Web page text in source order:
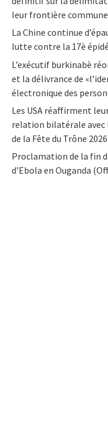
leur frontière commune
La Chine continue
lutte contre la 17è
L’exécutif burkinabè
et la délivrance de
électronique des
Les USA réaffirment
relation bilatérale avec
de la Fête du Trône 2026
Proclamation de la fin
d’Ebola en Ouganda